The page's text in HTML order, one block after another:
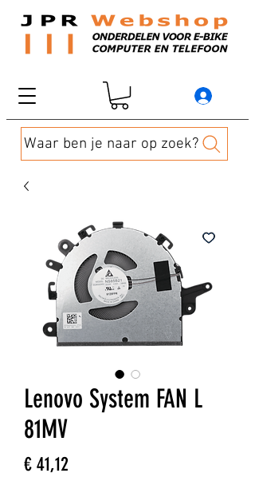
Waar ben je naar op zoek?
Lenovo System FAN L
81MV
€ 41,12